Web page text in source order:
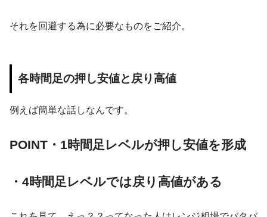
それを回避する為に必要なものをご紹介。
各時間足の押し安値と戻り高値
例えば簡単な話しなんです。
POINT ・1時間足レベルが押し安値を形成
・4時間足レベルでは戻り高値がある